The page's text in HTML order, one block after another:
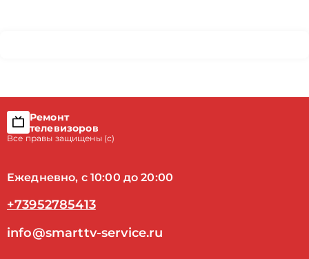
Ремонт
телевизоров
Все правы защищены (с)
Ежедневно, с 10:00 до 20:00
+73952785413
info@smarttv-service.ru